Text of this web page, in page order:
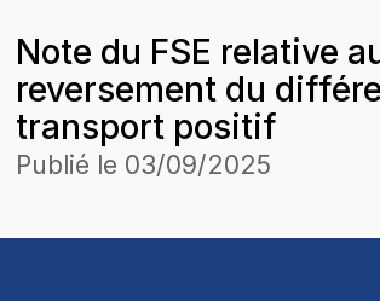
d’autoproduction ou
de surplus et de
d’énergie électrique
Note du FSE relative
reversement du
transport positif
Publié le 03/09/2025